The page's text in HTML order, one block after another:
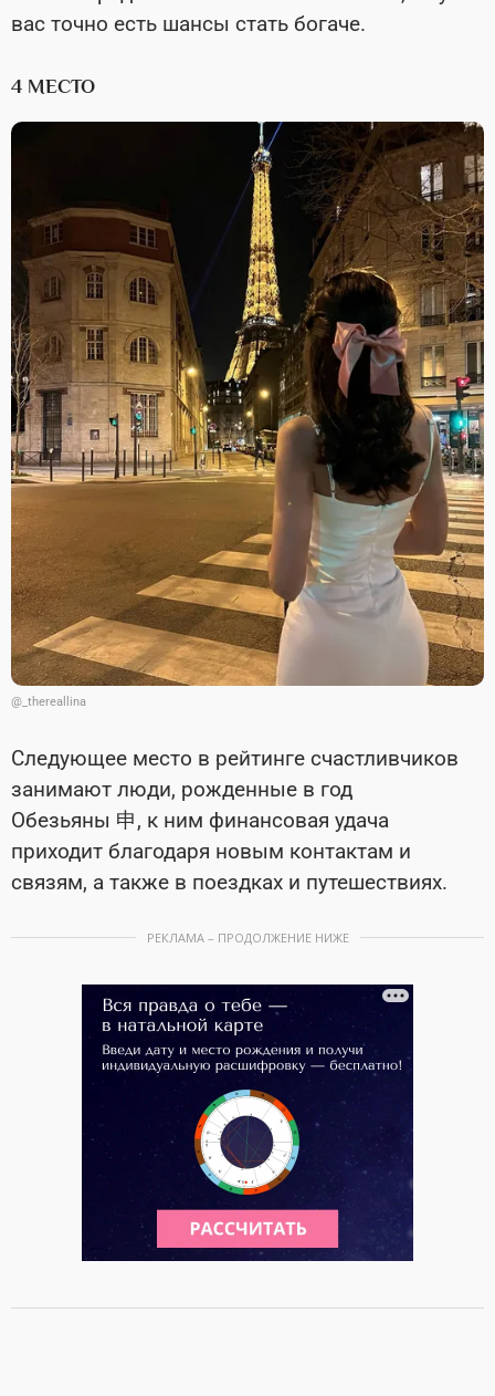
вас точно есть шансы стать богаче.
4 МЕСТО
@_thereallina
Следующее место в рейтинге счастливчиков
занимают люди, рожденные в год
Обезьяны 申, к ним финансовая удача
приходит благодаря новым контактам и
связям, а также в поездках и путешествиях.
РЕКЛАМА – ПРОДОЛЖЕНИЕ НИЖЕ